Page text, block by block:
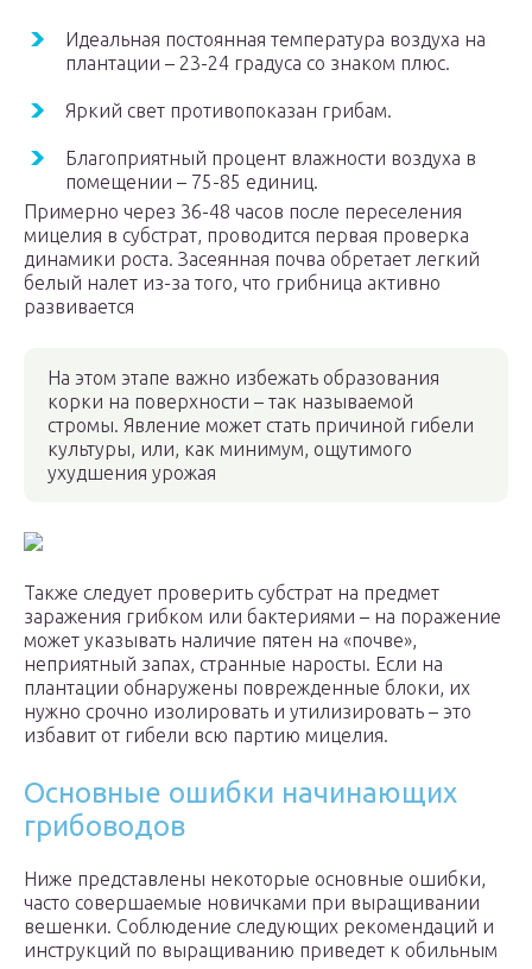
Идеальная постоянная температура воздуха на
плантации – 23-24 градуса со знаком плюс.
Яркий свет противопоказан грибам.
Благоприятный процент влажности воздуха в
помещении – 75-85 единиц.
Примерно через 36-48 часов после переселения
мицелия в субстрат, проводится первая проверка
динамики роста. Засеянная почва обретает легкий
белый налет из-за того, что грибница активно
развивается
На этом этапе важно избежать образования
корки на поверхности – так называемой
стромы. Явление может стать причиной гибели
культуры, или, как минимум, ощутимого
ухудшения урожая
Также следует проверить субстрат на предмет
заражения грибком или бактериями – на поражение
может указывать наличие пятен на «почве»,
неприятный запах, странные наросты. Если на
плантации обнаружены поврежденные блоки, их
нужно срочно изолировать и утилизировать – это
избавит от гибели всю партию мицелия.
Основные ошибки начинающих
грибоводов
Ниже представлены некоторые основные ошибки,
часто совершаемые новичками при выращивании
вешенки. Соблюдение следующих рекомендаций и
инструкций по выращиванию приведет к обильным